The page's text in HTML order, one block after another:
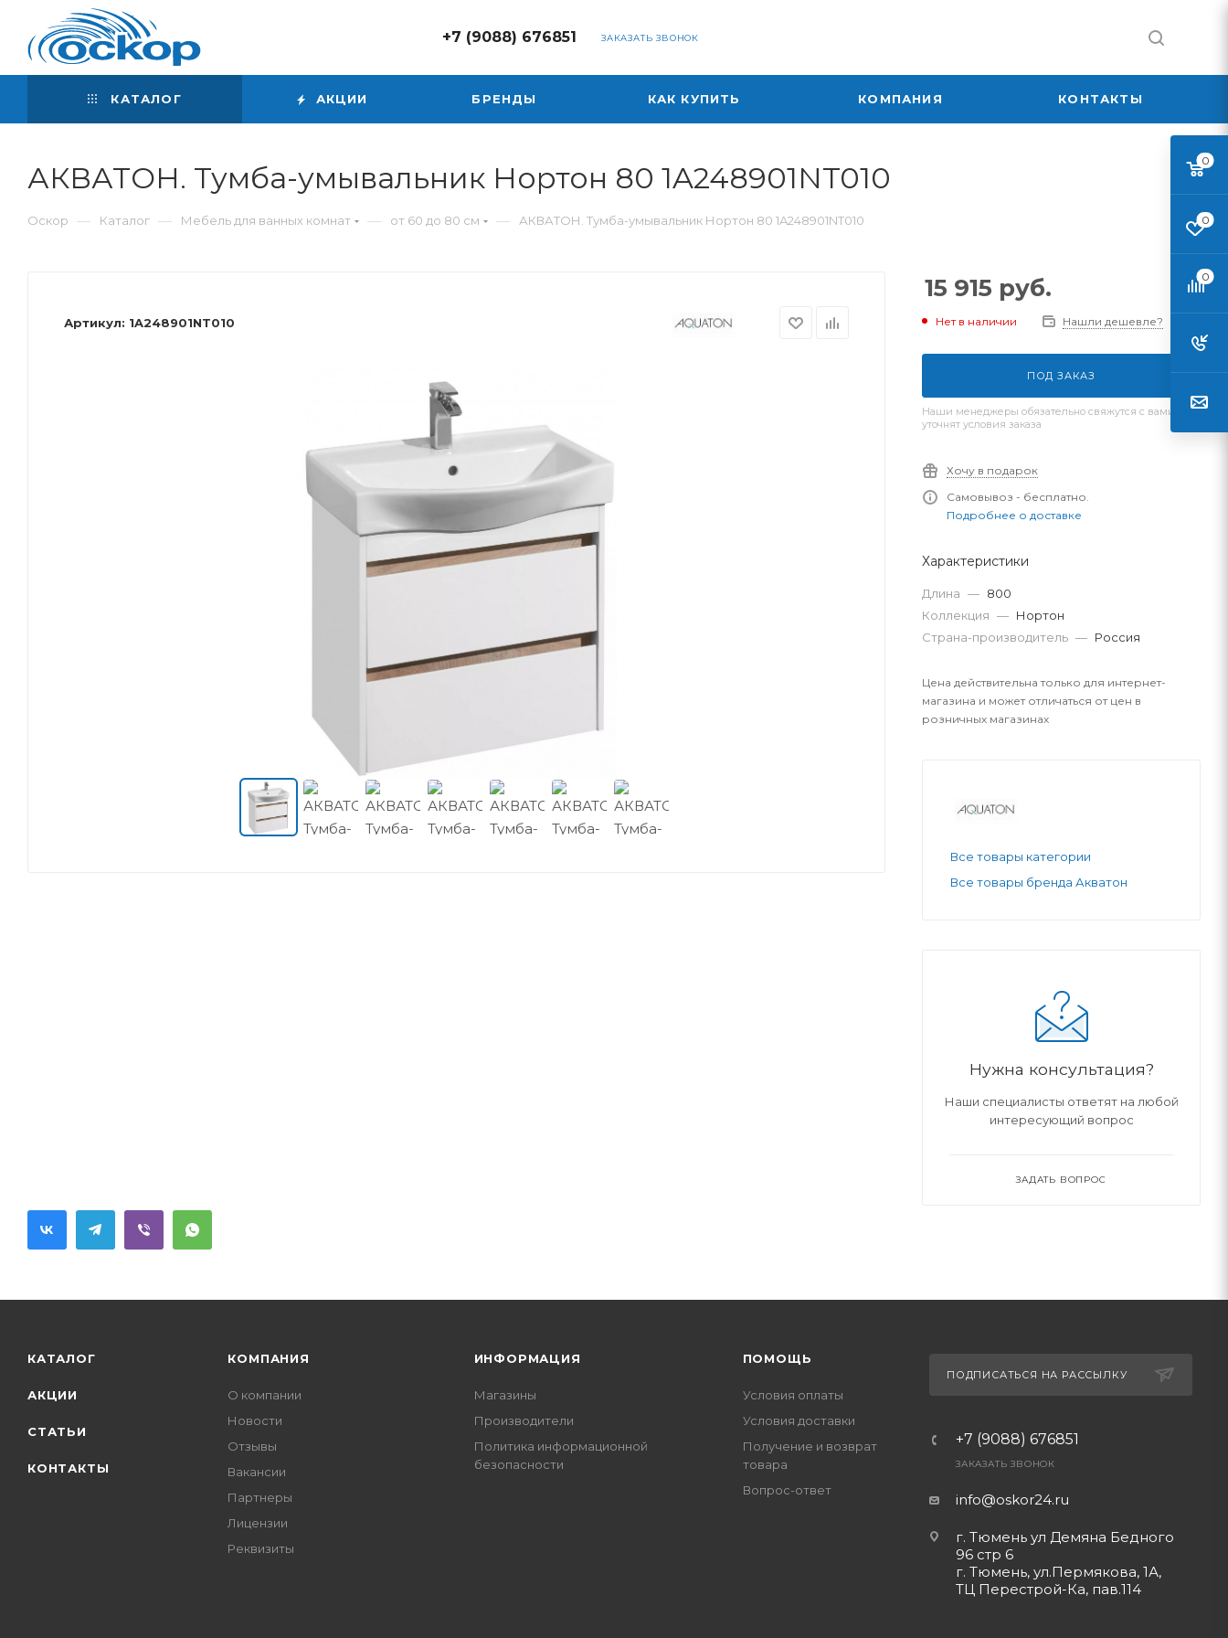
+7 (9088) 676851 ЗАКАЗАТЬ ЗВОНОК
КАТАЛОГ АКЦИИ БРЕНДЫ КАК КУПИТЬ КОМПАНИЯ КОНТАКТЫ
АКВАТОН. Тумба-умывальник Нортон 80 1A248901NT010
Оскор — Каталог — Мебель для ванных комнат — от 60 до 80 см — АКВАТОН. Тумба-умывальник Нортон 80 1A248901NT010
Артикул: 1A248901NT010
15 915 руб.
Нет в наличии Нашли дешевле?
ПОД ЗАКАЗ
Наши менеджеры обязательно свяжутся с вами и
уточнят условия заказа
Хочу в подарок
Самовывоз - бесплатно.
Подробнее о доставке
Характеристики
Длина — 800
Коллекция — Нортон
Страна-производитель — Россия
Цена действительна только для интернет-
магазина и может отличаться от цен в
розничных магазинах
Все товары категории
Все товары бренда Акватон
Нужна консультация?
Наши специалисты ответят на любой
интересующий вопрос
ЗАДАТЬ ВОПРОС
КАТАЛОГ
АКЦИИ
СТАТЬИ
КОНТАКТЫ
КОМПАНИЯ
О компании
Новости
Отзывы
Вакансии
Партнеры
Лицензии
Реквизиты
ИНФОРМАЦИЯ
Магазины
Производители
Политика информационной
безопасности
ПОМОЩЬ
Условия оплаты
Условия доставки
Получение и возврат
товара
Вопрос-ответ
ПОДПИСАТЬСЯ НА РАССЫЛКУ
+7 (9088) 676851
ЗАКАЗАТЬ ЗВОНОК
info@oskor24.ru
г. Тюмень ул Демяна Бедного
96 стр 6
г. Тюмень, ул.Пермякова, 1А,
ТЦ Перестрой-Ка, пав.114
0
0
0